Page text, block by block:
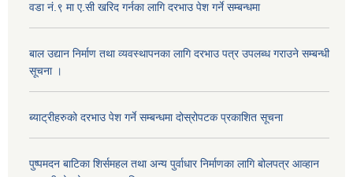
वडा नं.९ मा ए.सी खरिद गर्नका लागि दरभाउ पेश गर्ने सम्बन्धमा
बाल उद्यान निर्माण तथा व्यवस्थापनका लागि दरभाउ पत्र उपलब्ध गराउने सम्बन्धी
सूचना ।
ब्याट्रीहरुको दरभाउ पेश गर्ने सम्बन्धमा दोस्रोपटक प्रकाशित सूचना
पुष्पमदन बाटिका शिर्समहल तथा अन्य पुर्वाधार निर्माणका लागि बोलपत्र आव्हान